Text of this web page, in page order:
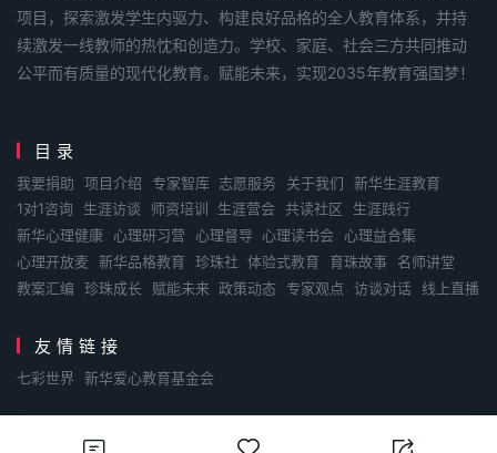
项目，探索激发学生内驱力、构建良好品格的全人教育体系，并持
续激发一线教师的热忱和创造力。学校、家庭、社会三方共同推动
公平而有质量的现代化教育。赋能未来，实现2035年教育强国梦！
目录
我要捐助 项目介绍 专家智库 志愿服务 关于我们
新华生涯教育
1对1咨询
生涯访谈 师资培训 生涯营会 共读社区
生涯践行
新华心理健康
心理研习营 心理督导 心理读书会
心理益合集
心理开放麦
新华品格教育 珍珠社 体验式教育 育珠故事
名师讲堂
教案汇编
珍珠成长 赋能未来 政策动态 专家观点 访谈对话 线上直播
友情链接
七彩世界 新华爱心教育基金会